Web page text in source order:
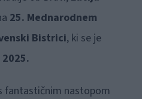
25. Mednarodnem
Bistrici, ki se je
fantastičnim nastopom